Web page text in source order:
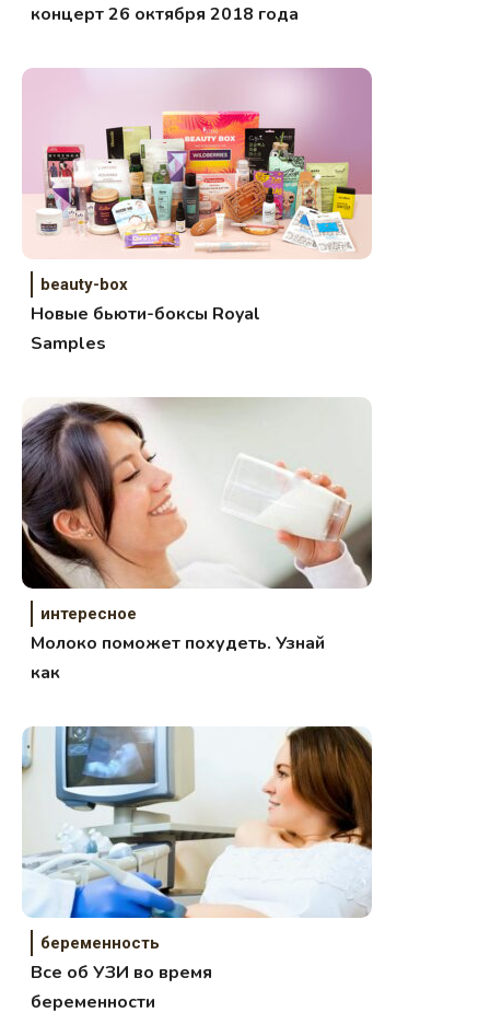
концерт 26 октября 2018 года
beauty-box
Новые бьюти-боксы Royal
Samples
интересное
Молоко поможет похудеть. Узнай
как
беременность
Все об УЗИ во время
беременности